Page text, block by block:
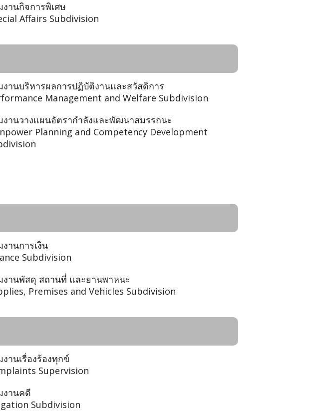
งานกิจการพิเศษ
Affairs Subdivision
งานบริหารผลการปฏิบัติงานและสวัสดิการ
Management and Welfare Subdivision
งานวางแผนอัตรากำลังและพัฒนาสมรรถนะ
Planning and Competency Development
านการเงิน
Subdivision
งานพัสดุ สถานที่ และยานพาหนะ
Premises and Vehicles Subdivision
งานเรื่องร้องทุกข์
Supervision
งานคดี
Subdivision